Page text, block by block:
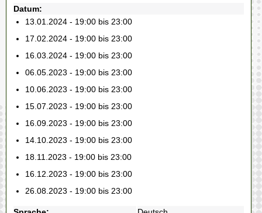
Datum:
13.01.2024 - 19:00 bis 23:00
17.02.2024 - 19:00 bis 23:00
16.03.2024 - 19:00 bis 23:00
06.05.2023 - 19:00 bis 23:00
10.06.2023 - 19:00 bis 23:00
15.07.2023 - 19:00 bis 23:00
16.09.2023 - 19:00 bis 23:00
14.10.2023 - 19:00 bis 23:00
18.11.2023 - 19:00 bis 23:00
16.12.2023 - 19:00 bis 23:00
26.08.2023 - 19:00 bis 23:00